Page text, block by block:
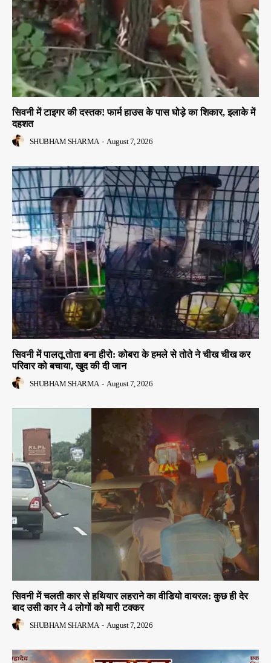
सिवनी में टाइगर की दस्तक! फार्म हाउस के पास घोड़े का शिकार, इलाके में
दहशत
SHUBHAM SHARMA - August 7, 2026
सिवनी में पालतू तोता बना हीरो: कोबरा के हमले से तोते ने चीख चीख कर
परिवार को बचाया, खुद की दी जान
SHUBHAM SHARMA - August 7, 2026
सिवनी में चलती कार से हथियार लहराने का वीडियो वायरल: कुछ ही देर
बाद उसी कार ने 4 लोगों को मारी टक्कर
SHUBHAM SHARMA - August 7, 2026